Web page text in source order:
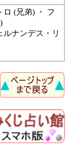
ロ (兄弟) ・ フ
ルナンデス・リ